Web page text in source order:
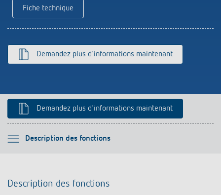
Références
Télérupteur impulsionnel OKTO de Theben
Fiche technique
Demandez plus d'informations maintenant
Demandez plus d'informations maintenant
Description des fonctions
Veuillez sélectionner
Informations techniques
Description des fonctions